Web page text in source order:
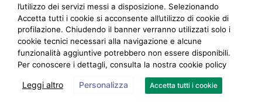
Note legali
Social Media Policy
l’utilizzo dei servizi messi a disposizione. Selezionando
Accetta tutti i cookie si acconsente all’utilizzo di cookie di
profilazione. Chiudendo il banner verranno utilizzati solo i
cookie tecnici necessari alla navigazione e alcune
funzionalità aggiuntive potrebbero non essere disponibili.
Per conoscere i dettagli, consulta la nostra cookie policy
Leggi altro Personalizza Accetta tutti i cookie